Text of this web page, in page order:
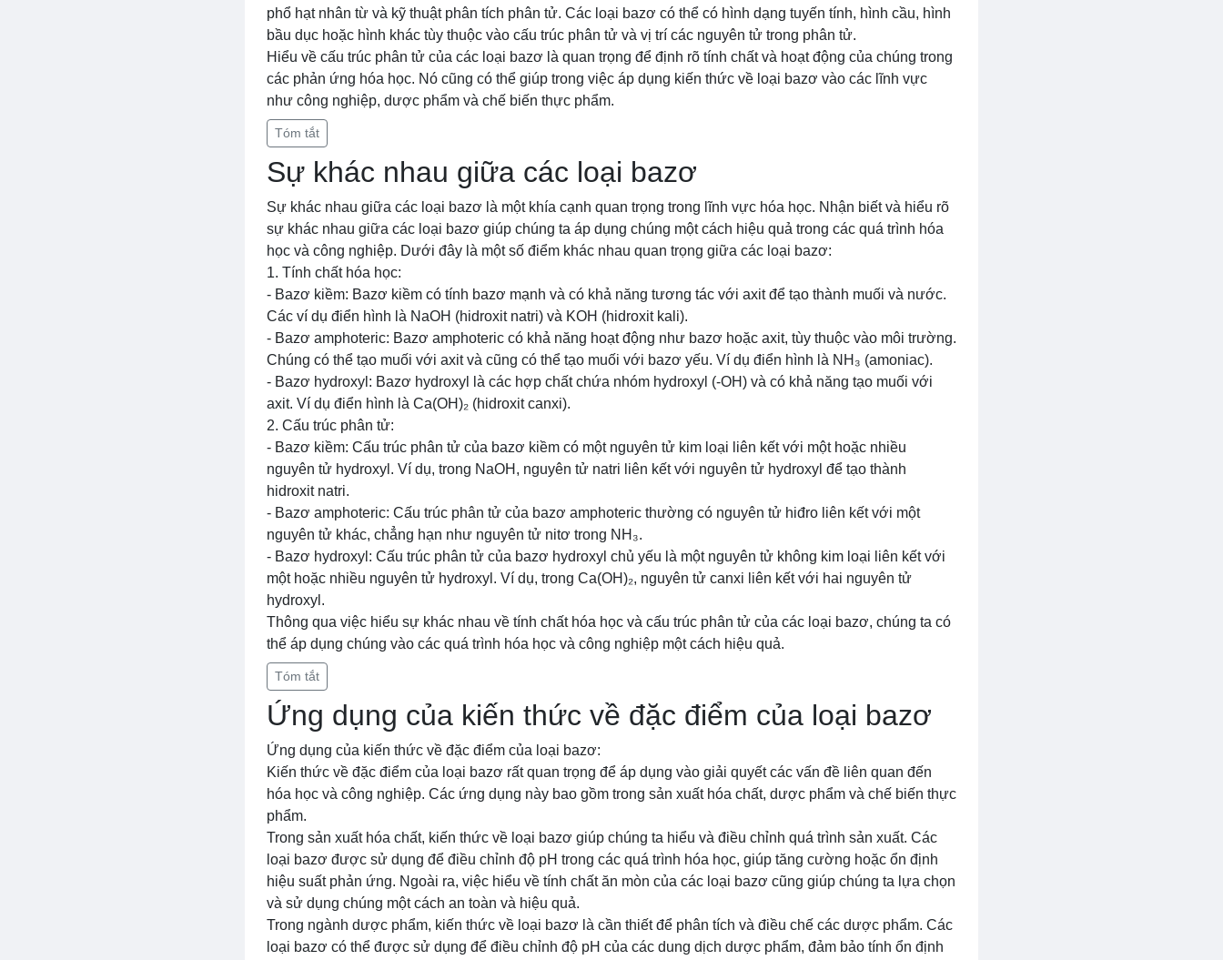
phổ hạt nhân từ và kỹ thuật phân tích phân tử. Các loại bazơ có thể có hình dạng tuyến tính, hình cầu, hình
bầu dục hoặc hình khác tùy thuộc vào cấu trúc phân tử và vị trí các nguyên tử trong phân tử.
Hiểu về cấu trúc phân tử của các loại bazơ là quan trọng để định rõ tính chất và hoạt động của chúng trong
các phản ứng hóa học. Nó cũng có thể giúp trong việc áp dụng kiến thức về loại bazơ vào các lĩnh vực
như công nghiệp, dược phẩm và chế biến thực phẩm.
Tóm tắt
Sự khác nhau giữa các loại bazơ
Sự khác nhau giữa các loại bazơ là một khía cạnh quan trọng trong lĩnh vực hóa học. Nhận biết và hiểu rõ
sự khác nhau giữa các loại bazơ giúp chúng ta áp dụng chúng một cách hiệu quả trong các quá trình hóa
học và công nghiệp. Dưới đây là một số điểm khác nhau quan trọng giữa các loại bazơ:
1. Tính chất hóa học:
- Bazơ kiềm: Bazơ kiềm có tính bazơ mạnh và có khả năng tương tác với axit để tạo thành muối và nước.
Các ví dụ điển hình là NaOH (hidroxit natri) và KOH (hidroxit kali).
- Bazơ amphoteric: Bazơ amphoteric có khả năng hoạt động như bazơ hoặc axit, tùy thuộc vào môi trường.
Chúng có thể tạo muối với axit và cũng có thể tạo muối với bazơ yếu. Ví dụ điển hình là NH₃ (amoniac).
- Bazơ hydroxyl: Bazơ hydroxyl là các hợp chất chứa nhóm hydroxyl (-OH) và có khả năng tạo muối với
axit. Ví dụ điển hình là Ca(OH)₂ (hidroxit canxi).
2. Cấu trúc phân tử:
- Bazơ kiềm: Cấu trúc phân tử của bazơ kiềm có một nguyên tử kim loại liên kết với một hoặc nhiều
nguyên tử hydroxyl. Ví dụ, trong NaOH, nguyên tử natri liên kết với nguyên tử hydroxyl để tạo thành
hidroxit natri.
- Bazơ amphoteric: Cấu trúc phân tử của bazơ amphoteric thường có nguyên tử hiđro liên kết với một
nguyên tử khác, chẳng hạn như nguyên tử nitơ trong NH₃.
- Bazơ hydroxyl: Cấu trúc phân tử của bazơ hydroxyl chủ yếu là một nguyên tử không kim loại liên kết với
một hoặc nhiều nguyên tử hydroxyl. Ví dụ, trong Ca(OH)₂, nguyên tử canxi liên kết với hai nguyên tử
hydroxyl.
Thông qua việc hiểu sự khác nhau về tính chất hóa học và cấu trúc phân tử của các loại bazơ, chúng ta có
thể áp dụng chúng vào các quá trình hóa học và công nghiệp một cách hiệu quả.
Tóm tắt
Ứng dụng của kiến thức về đặc điểm của loại bazơ
Ứng dụng của kiến thức về đặc điểm của loại bazơ:
Kiến thức về đặc điểm của loại bazơ rất quan trọng để áp dụng vào giải quyết các vấn đề liên quan đến
hóa học và công nghiệp. Các ứng dụng này bao gồm trong sản xuất hóa chất, dược phẩm và chế biến thực
phẩm.
Trong sản xuất hóa chất, kiến thức về loại bazơ giúp chúng ta hiểu và điều chỉnh quá trình sản xuất. Các
loại bazơ được sử dụng để điều chỉnh độ pH trong các quá trình hóa học, giúp tăng cường hoặc ổn định
hiệu suất phản ứng. Ngoài ra, việc hiểu về tính chất ăn mòn của các loại bazơ cũng giúp chúng ta lựa chọn
và sử dụng chúng một cách an toàn và hiệu quả.
Trong ngành dược phẩm, kiến thức về loại bazơ là cần thiết để phân tích và điều chế các dược phẩm. Các
loại bazơ có thể được sử dụng để điều chỉnh độ pH của các dung dịch dược phẩm, đảm bảo tính ổn định